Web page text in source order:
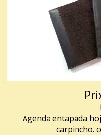
Agenda entapada
carpincho.